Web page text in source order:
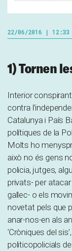
22/06/2016 | 12:33
1) Tornen
Interior
contra
Catalunya i País
polítiques de la
Molts ho
això no és gens
policia, jutges,
privats- per
gallec- o els
novetat pels que
anar-nos-en als
‘Cròniques del
politicopolicials